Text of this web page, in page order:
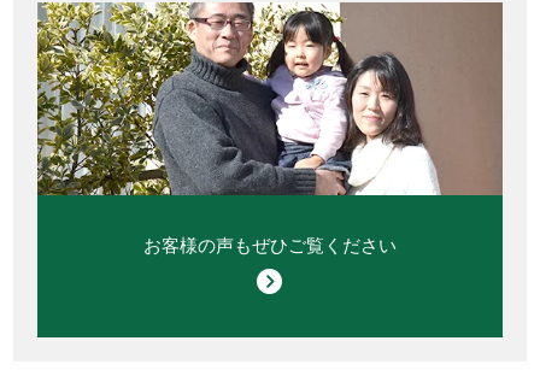
お客様の声もぜひご覧ください